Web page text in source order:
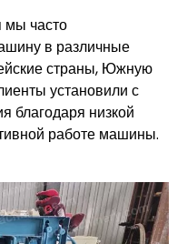
мы часто
в различные
страны, Южную
установили с
благодаря низкой
работе машины.